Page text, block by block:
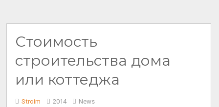
Стоимость
строительства дома
или коттеджа
Stroim 2014 News